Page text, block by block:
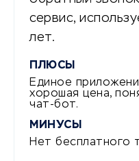
сервис,
лет.
ПЛЮСЫ
Единое
хорошая цена,
чат-бот.
МИНУСЫ
Нет бесплатного